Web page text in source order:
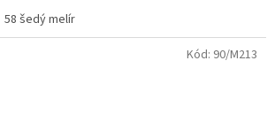
58 šedý melír
Kód: 90/M213